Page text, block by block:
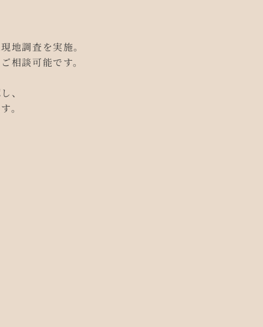
地調査を実施。
相談可能です。
、
。